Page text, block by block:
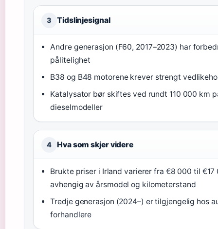
3 Tidslinjesignal
Andre generasjon (F60, 2017–2023) har
pålitelighet
B38 og B48 motorene krever strengt
Katalysator bør skiftes ved rundt 110 000 km
dieselmodeller
4 Hva som skjer videre
Brukte priser i Irland varierer fra €8 000 til €17
avhengig av årsmodel og kilometerstand
Tredje generasjon (2024–) er tilgjengelig hos
forhandlere